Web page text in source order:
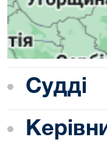
Судді